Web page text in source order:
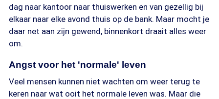
dag naar kantoor naar thuiswerken en van gezellig bij
elkaar naar elke avond thuis op de bank. Maar mocht je
daar net aan zijn gewend, binnenkort draait alles weer
om.
Angst voor het 'normale' leven
Veel mensen kunnen niet wachten om weer terug te
keren naar wat ooit het normale leven was. Maar die